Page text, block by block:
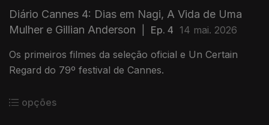
Diário Cannes 4: Dias em Nagi, A Vida de Uma
Mulher e Gillian Anderson
Ep. 4 14 mai. 2026
Os primeiros filmes da seleção oficial e Un Certain
Regard do 79º festival de Cannes.
opções